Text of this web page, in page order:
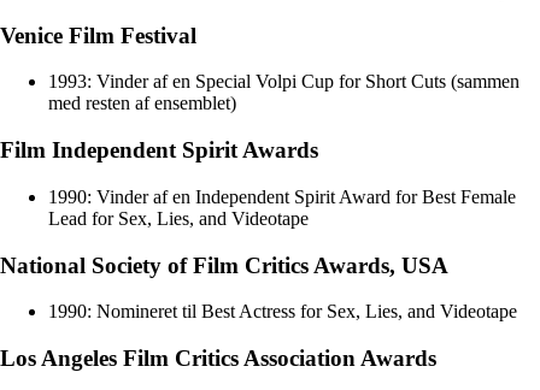
Venice Film Festival
1993: Vinder af en Special Volpi Cup for Short Cuts (sammen
med resten af ensemblet)
Film Independent Spirit Awards
1990: Vinder af en Independent Spirit Award for Best Female
Lead for Sex, Lies, and Videotape
National Society of Film Critics Awards, USA
1990: Nomineret til Best Actress for Sex, Lies, and Videotape
Los Angeles Film Critics Association Awards